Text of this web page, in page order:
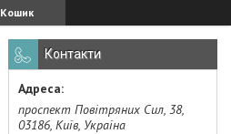
Кошик
Контакти
проспект Повітряних Сил, 38,
03186, Київ, Україна